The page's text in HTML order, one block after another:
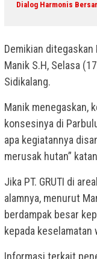
Dialog Harmonis
Demikian
Manik S.H, Selasa
Sidikalang.
Manik menegaskan,
konsesinya di
apa kegiatannya
merusak hutan”
Jika PT. GRUTI di
alamnya, menurut
berdampak besar
kepada keselamatan
Informasi terkait